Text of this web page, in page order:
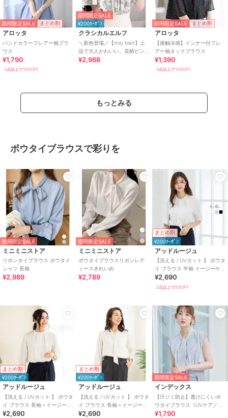
期間限定SALE まとめ割
アロッタ
バンドカラーフレアー袖ブラ
ウス
¥1,790
3点以上で10%OFF
期間限定SALE
¥200ｸｰﾎﾟﾝ
クラシカルエルフ
＼新色登場／【mily bilet】上
品で大人かわいい。花柄ピン
タックフレア袖ブラウス
¥2,968
期間限定SALE まとめ割
アロッタ
【接触冷感】インナー付フレ
アー袖タックブラウス
¥1,390
3点以上で10%OFF
もっとみる
ボウタイブラウスで彩りを
期間限定SALE
ミニミニストア
リボンタイブラウス ボウタイ
シャツ 長袖
¥2,989
期間限定SALE
ミニミニストア
ボウタイブラウスリボンレデ
ィースきれいめ
¥2,789
まとめ割
¥200ｸｰﾎﾟﾝ
アッドルージュ
【洗える / UVカット 】 ボウタ
イ ブラウス 半袖 イージーケ
ア S～4L
¥2,690
2点以上で5%OFF
まとめ割
¥200ｸｰﾎﾟﾝ
アッドルージュ
【洗える / UVカット 】 ボウタ
イ ブラウス 長袖＜イージーケ
ア＞ S～4L
¥2,690
まとめ割
¥200ｸｰﾎﾟﾝ
アッドルージュ
【洗える / UVカット 】 ボウタ
イ ブラウス 長袖＜イージーケ
ア＞ S～4L
¥2,690
期間限定SALE
インデックス
【汗ジミ防止】透けにくいボ
ウタイブラウス《UVケア／吸
水速乾／洗濯機OK》
¥1,790